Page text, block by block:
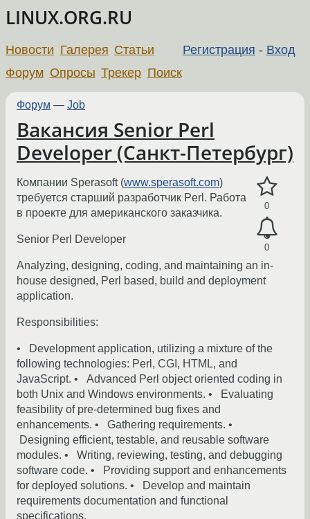
LINUX.ORG.RU
Регистрация - Вход
Новости Галерея Статьи
Форум Опросы Трекер Поиск
Форум — Job
Вакансия Senior Perl
Developer (Санкт-Петербург)
0
0
Компании Sperasoft (www.sperasoft.com)
требуется старший разработчик Perl. Работа
в проекте для американского заказчика.
Senior Perl Developer
Analyzing, designing, coding, and maintaining an in-
house designed, Perl based, build and deployment
application.
Responsibilities:
• Development application, utilizing a mixture of the
following technologies: Perl, CGI, HTML, and
JavaScript. • Advanced Perl object oriented coding in
both Unix and Windows environments. • Evaluating
feasibility of pre-determined bug fixes and
enhancements. • Gathering requirements. •
Designing efficient, testable, and reusable software
modules. • Writing, reviewing, testing, and debugging
software code. • Providing support and enhancements
for deployed solutions. • Develop and maintain
requirements documentation and functional
specifications.